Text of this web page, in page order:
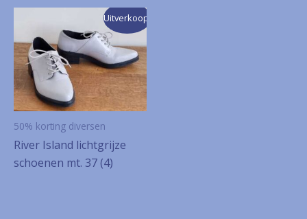
Uitverkoop!
50% korting diversen
River Island lichtgrijze
schoenen mt. 37 (4)